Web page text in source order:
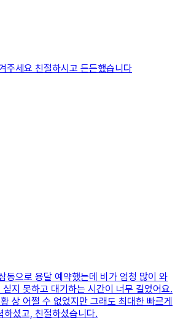
주세요 친절하시고 든든했습니다
동으로 용달 예약했는데 비가 엄청 많이 와
지 못하고 대기하는 시간이 너무 길었어요.
상 어쩔 수 없었지만 그래도 최대한 빠르게
하셨고, 친절하셨습니다.